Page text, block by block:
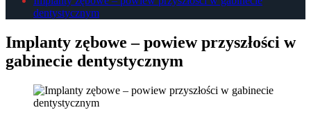
dentystycznym
Implanty zębowe – powiew przyszłości w
gabinecie dentystycznym